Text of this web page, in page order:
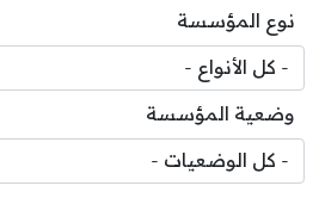
نوع المؤسسة
وضعية المؤسسة